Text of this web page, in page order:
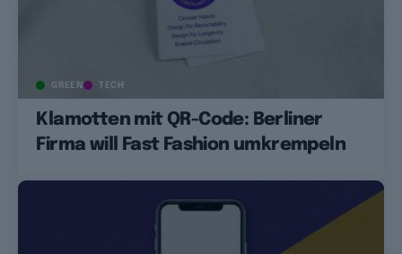
GREEN TECH
Klamotten mit QR-Code: Berliner
Firma will Fast Fashion umkrempeln